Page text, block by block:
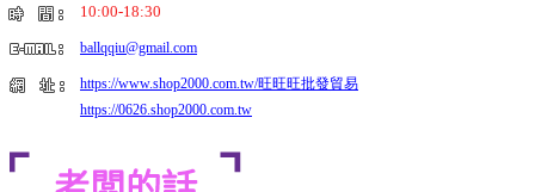
10:00-18:30
ballqqiu@gmail.com
https://www.shop2000.com.tw/旺旺旺批發貿易
https://0626.shop2000.com.tw